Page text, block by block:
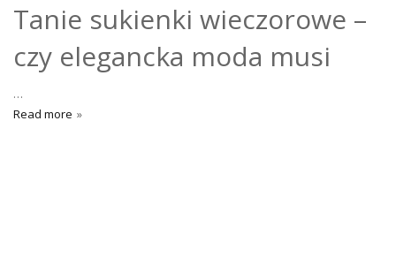
Tanie sukienki wieczorowe –
czy elegancka moda musi
…
Read more